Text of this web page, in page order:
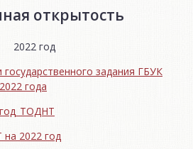
открытость
2022 год
задания ГБУК
года
2022 год